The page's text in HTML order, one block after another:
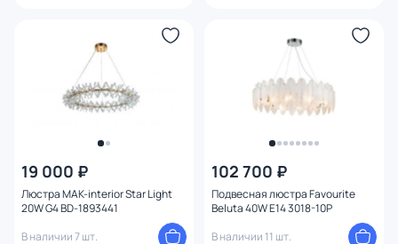
19 000 ₽
Люстра MAK-interior Star Light
20W G4 BD-1893441
В наличии 7 шт.
102 700 ₽
Подвесная люстра Favourite
Beluta 40W E14 3018-10P
В наличии 11 шт.